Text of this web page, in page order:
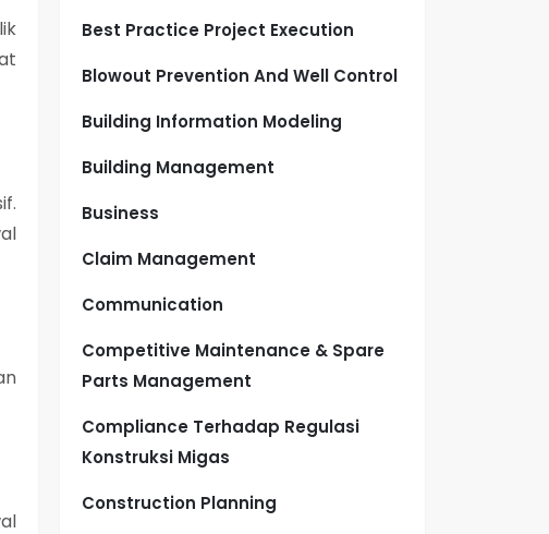
Best Practice Project Execution
Blowout Prevention And Well Control
Building Information Modeling
Building Management
Business
Claim Management
Communication
Competitive Maintenance & Spare
Parts Management
Compliance Terhadap Regulasi
Konstruksi Migas
Construction Planning